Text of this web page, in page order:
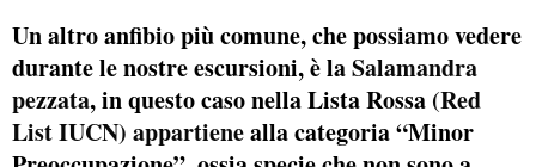
Un altro anfibio più comune, che possiamo vedere
durante le nostre escursioni, è laSalamandra
pezzata, in questo caso nella Lista Rossa (Red
List IUCN) appartienealla categoria “Minor